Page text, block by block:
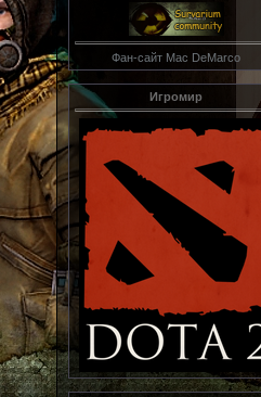
Фан-сайт Mac DeMarco
Игромир